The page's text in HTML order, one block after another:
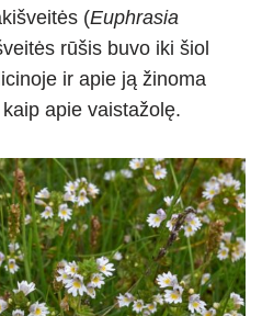
(Euphrasia
rūšis buvo iki šiol
ir apie ją žinoma
apie vaistažolę.